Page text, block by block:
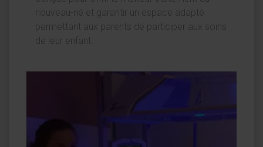
nouveau-né et garantir un espace adapté
permettant aux parents de participer aux soins
de leur enfant.